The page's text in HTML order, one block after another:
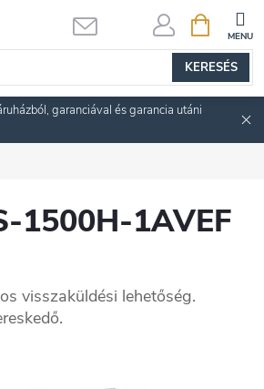
KERESÉS
KOSÁR
garanciával és garancia utáni
1500H-1AVEF
visszaküldési lehetőség.